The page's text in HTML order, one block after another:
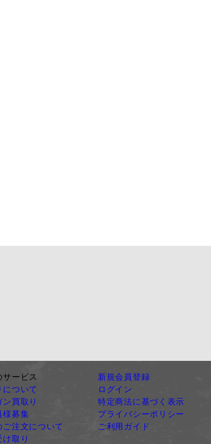
サービス
について
買取り
様募集
ご注文について
取り
新規会員登録
ログイン
特定商法に基づく表示
プライバシーポリシー
ご利用ガイド